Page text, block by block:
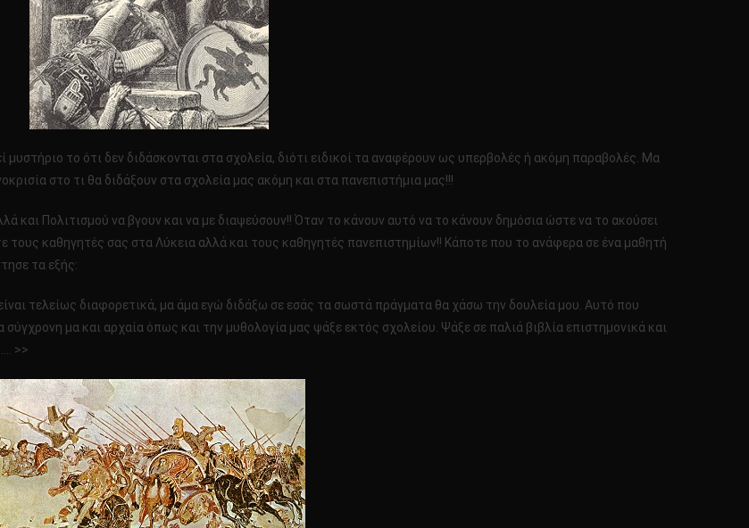
το ότι δεν διδάσκονται στα σχολεία, διότι ειδικοί τα αναφέρουν ως υπερβολές ή ακόμη παραβολές. Μα
στο τι θα διδάξουν στα σχολεία μας ακόμη και στα πανεπιστήμια μας!!!
και Πολιτισμού να βγουν και να με διαψεύσουν!! Όταν το κάνουν αυτό να το κάνουν δημόσια ώστε να το ακούσει
καθηγητές σας στα Λύκεια αλλά και τους καθηγητές πανεπιστημίων!! Κάποτε που το ανάφερα σε ένα μαθητή
τα εξής:
είναι τελείως διαφορετικά, μα άμα εγώ διδάξω σε εσάς τα σωστά πράγματα θα χάσω την δουλεία μου. Αυτό που
μα και αρχαία όπως και την μυθολογία μας ψάξε εκτός σχολείου. Ψάξε σε παλιά βιβλία επιστημονικά και
>>